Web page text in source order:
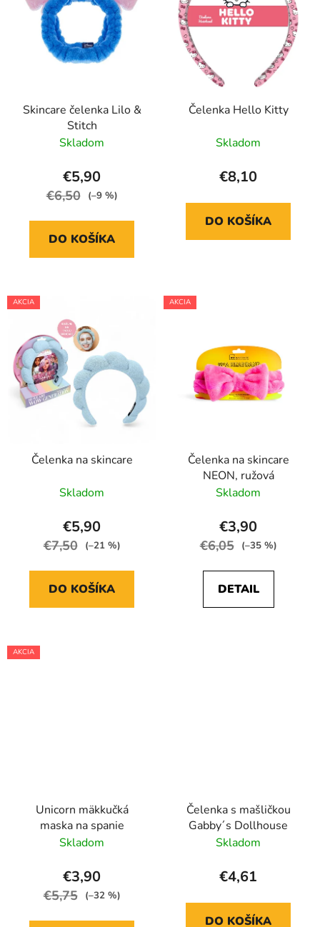
Skincare čelenka Lilo &
Stitch
Skladom
€5,90
€6,50 (–9 %)
DO KOŠÍKA
Čelenka Hello Kitty
Skladom
€8,10
DO KOŠÍKA
AKCIA
Čelenka na skincare
Skladom
€5,90
€7,50 (–21 %)
DO KOŠÍKA
AKCIA
Čelenka na skincare
NEON, ružová
Skladom
€3,90
€6,05 (–35 %)
DETAIL
AKCIA
Unicorn mäkkučká
maska na spanie
Skladom
€3,90
€5,75 (–32 %)
Čelenka s mašličkou
Gabby´s Dollhouse
Skladom
€4,61
DO KOŠÍKA